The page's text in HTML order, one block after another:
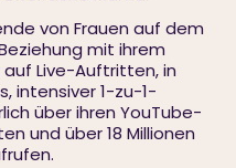
von Frauen auf dem
mit ihrem
Live-Auftritten, in
intensiver 1-zu-1-
über ihren YouTube-
und über 18 Millionen